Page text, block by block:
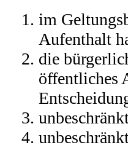
im
Aufenthalt
die
öffentliches